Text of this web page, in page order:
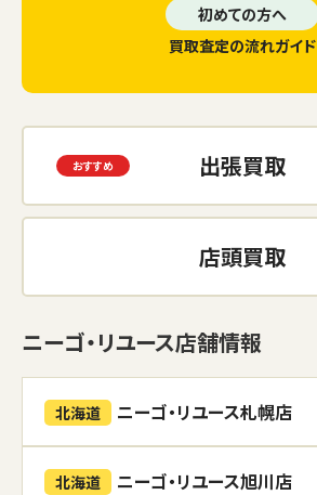
初めての方へ
買取査定の流れガイド
出張買取
店頭買取
ニーゴ・リユース店舗情報
北海道 ニーゴ・リユース札幌店
北海道 ニーゴ・リユース旭川店